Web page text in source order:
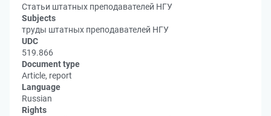
Статьи штатных преподавателей НГУ
Subjects
труды штатных преподавателей НГУ
UDC
519.866
Document type
Article, report
Language
Russian
Rights